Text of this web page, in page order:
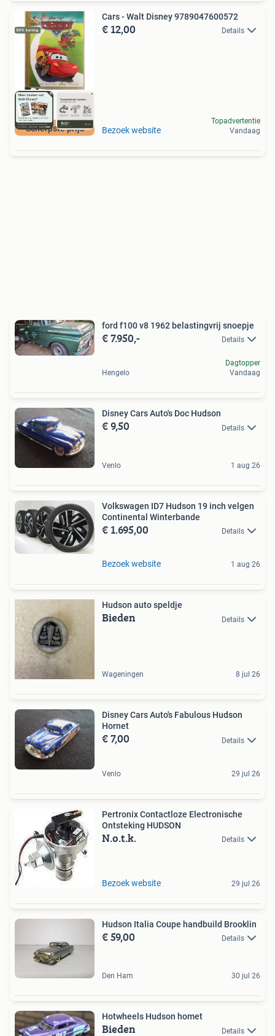
Scherpste prijs
Cars - Walt Disney 9789047600572
€ 12,00 Details
Bezoek website
Topadvertentie
Vandaag
ford f100 v8 1962 belastingvrij snoepje
€ 7.950,- Details
Hengelo
Dagtopper
Vandaag
Disney Cars Auto's Doc Hudson
€ 9,50 Details
Venlo 1 aug 26
Volkswagen ID7 Hudson 19 inch velgen
Continental Winterbande
€ 1.695,00 Details
Bezoek website 1 aug 26
Hudson auto speldje
Bieden Details
Wageningen 8 jul 26
Disney Cars Auto's Fabulous Hudson
Hornet
€ 7,00 Details
Venlo 29 jul 26
Pertronix Contactloze Electronische
Ontsteking HUDSON
N.o.t.k. Details
Bezoek website 29 jul 26
Hudson Italia Coupe handbuild Brooklin
€ 59,00 Details
Den Ham 30 jul 26
Hotwheels Hudson homet
Bieden Details